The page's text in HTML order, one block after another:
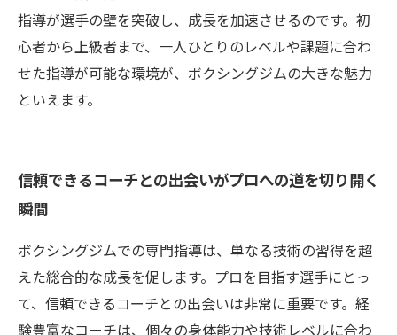
指導が選手の壁を突破し、成長を加速させるのです。初
心者から上級者まで、一人ひとりのレベルや課題に合わ
せた指導が可能な環境が、ボクシングジムの大きな魅力
といえます。
信頼できるコーチとの出会いがプロへの道を切り開く
瞬間
ボクシングジムでの専門指導は、単なる技術の習得を超
えた総合的な成長を促します。プロを目指す選手にとっ
て、信頼できるコーチとの出会いは非常に重要です。経
験豊富なコーチは、個々の身体能力や技術レベルに合わ